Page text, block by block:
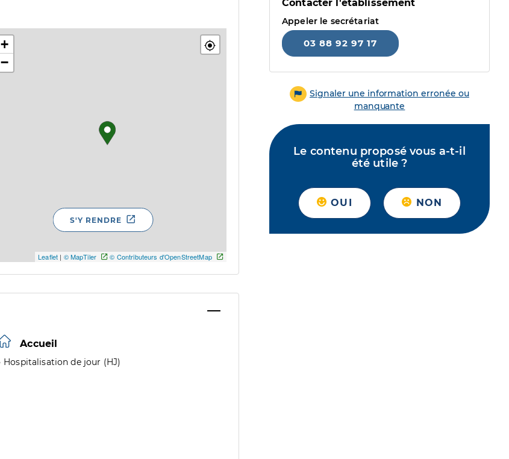
+
−
Leaflet | © MapTiler © Contributeurs d'OpenStreetMap
S'Y RENDRE
Accueil
Hospitalisation de jour (HJ)
Contacter l'établissement
Appeler le secrétariat
03 88 92 97 17
Signaler une information erronée ou
manquante
Le contenu proposé vous a-t-il
été utile ?
OUI NON